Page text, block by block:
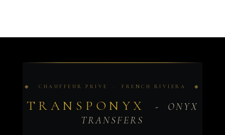
◆ CHAUFFEUR PRIVE · FRENCH RIVIERA ◆
TRANSPONYX
- ONYX
TRANSFERS